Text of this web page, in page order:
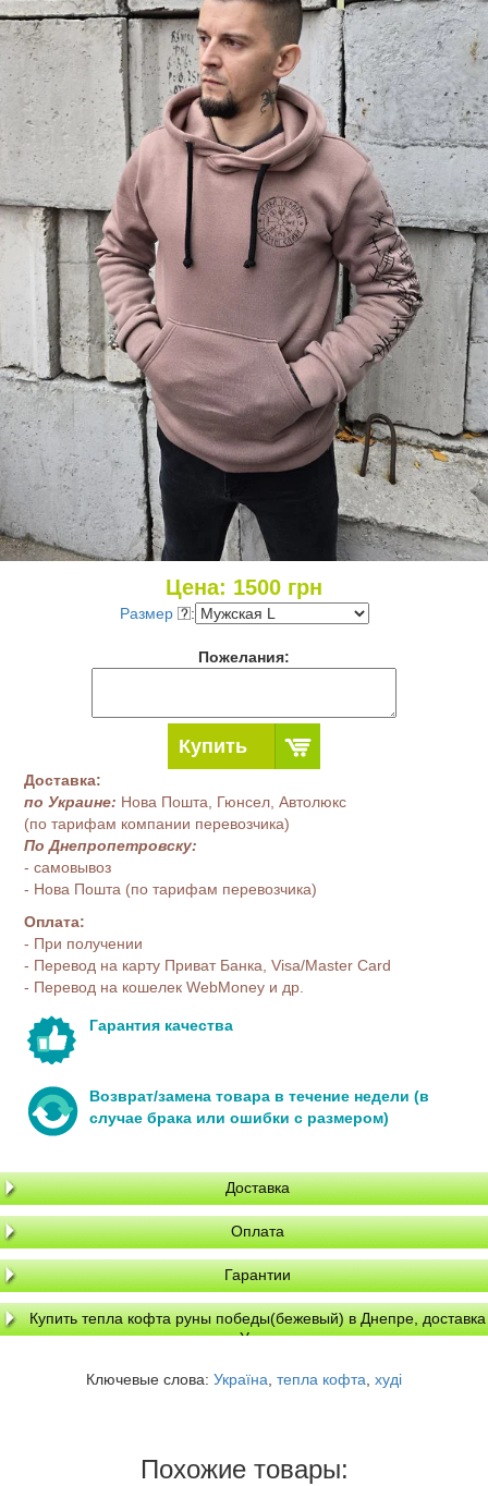
Цена: 1500 грн
Размер :
Пожелания:
Купить
Доставка:
по Украине: Нова Пошта, Гюнсел, Автолюкс
(по тарифам компании перевозчика)
По Днепропетровску:
- самовывоз
- Нова Пошта (по тарифам перевозчика)
Оплата:
- При получении
- Перевод на карту Приват Банка, Visa/Master Card
- Перевод на кошелек WebMoney и др.
Гарантия качества
Возврат/замена товара в течение недели (в
случае брака или ошибки с размером)
Доставка
Оплата
Гарантии
Купить тепла кофта руны победы(бежевый) в Днепре, доставка
по Украине
Ключевые слова: Україна, тепла кофта, худі
Похожие товары: